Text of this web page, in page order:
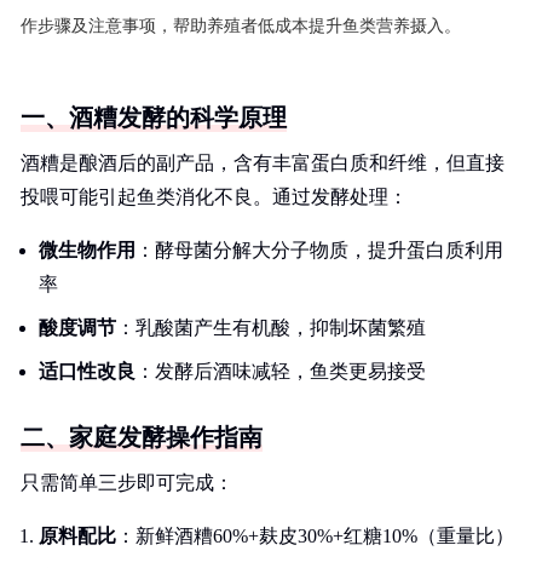
作步骤及注意事项，帮助养殖者低成本提升鱼类营养摄入。
一、酒糟发酵的科学原理
酒糟是酿酒后的副产品，含有丰富蛋白质和纤维，但直接
投喂可能引起鱼类消化不良。通过发酵处理：
微生物作用 ：酵母菌分解大分子物质，提升蛋白质利用
率
酸度调节 ：乳酸菌产生有机酸，抑制坏菌繁殖
适口性改良 ：发酵后酒味减轻，鱼类更易接受
二、家庭发酵操作指南
只需简单三步即可完成：
原料配比 ：新鲜酒糟60%+麸皮30%+红糖10%（重量比）